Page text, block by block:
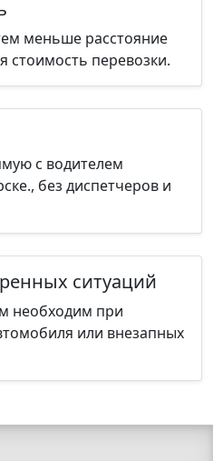
меньше расстояние
стоимость перевозки.
с водителем
без диспетчеров и
ситуаций
необходим при
или внезапных